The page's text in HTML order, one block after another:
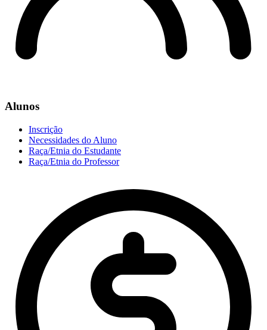
Alunos
Inscrição
Necessidades do Aluno
Raça/Etnia do Estudante
Raça/Etnia do Professor